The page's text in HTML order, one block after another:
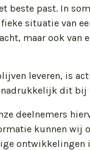
beste past. In
situatie van
maar ook
leveren, is
dit bij
deelnemers
kunnen
ontwikkelingen